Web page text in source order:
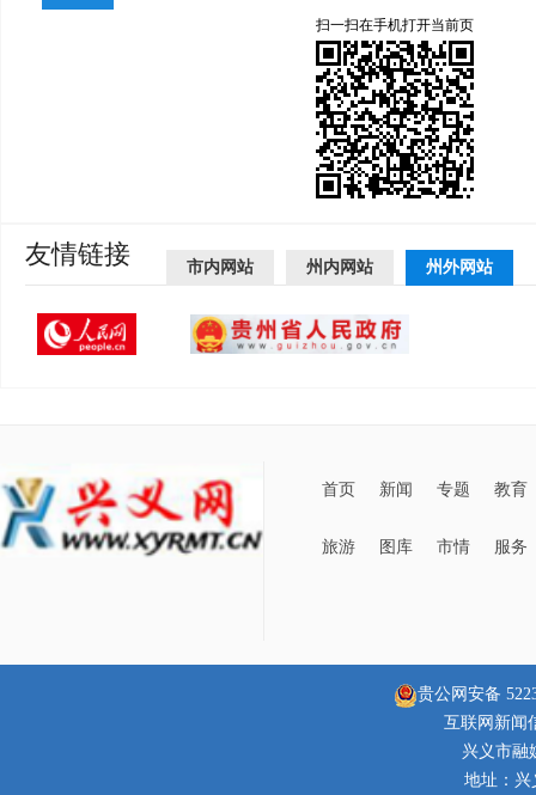
扫一扫在手机打开当前页
友情链接 市内网站 州内网站 州外网站
首页 新闻 专题 教育
旅游 图库 市情 服务
贵公网安备
互联网新闻
兴义市融
地址：兴